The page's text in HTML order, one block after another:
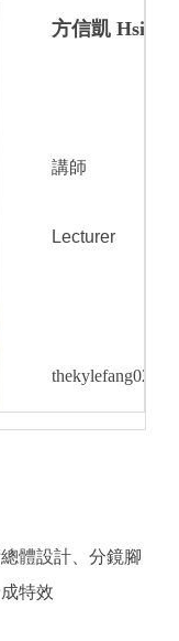
方信凱 Hsin-
講師
Lecturer
體設計、分鏡腳
特效